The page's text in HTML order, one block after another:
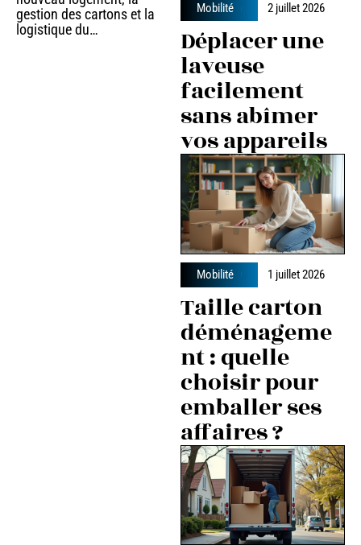
gestion des cartons et la
logistique du…
Mobilité 2 juillet 2026
Déplacer une
laveuse
facilement
sans abîmer
vos appareils
Mobilité 1 juillet 2026
Taille carton
déménageme
nt : quelle
choisir pour
emballer ses
affaires ?